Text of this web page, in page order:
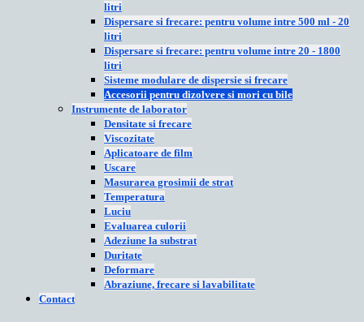
litri
Dispersare si frecare: pentru volume intre 500 ml - 20
litri
Dispersare si frecare: pentru volume intre 20 - 1800
litri
Sisteme modulare de dispersie si frecare
Accesorii pentru dizolvere si mori cu bile
Instrumente de laborator
Densitate si frecare
Viscozitate
Aplicatoare de film
Uscare
Masurarea grosimii de strat
Temperatura
Luciu
Evaluarea culorii
Adeziune la substrat
Duritate
Deformare
Abraziune, frecare si lavabilitate
Contact